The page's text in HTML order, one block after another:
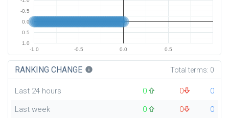
-1.0 -0.5 0.0 0.5
-0.5
0.0
0.5
1.0
RANKING CHANGE info Total terms: 0
Last 24 hours 0 0
0
Last week
0 0
0